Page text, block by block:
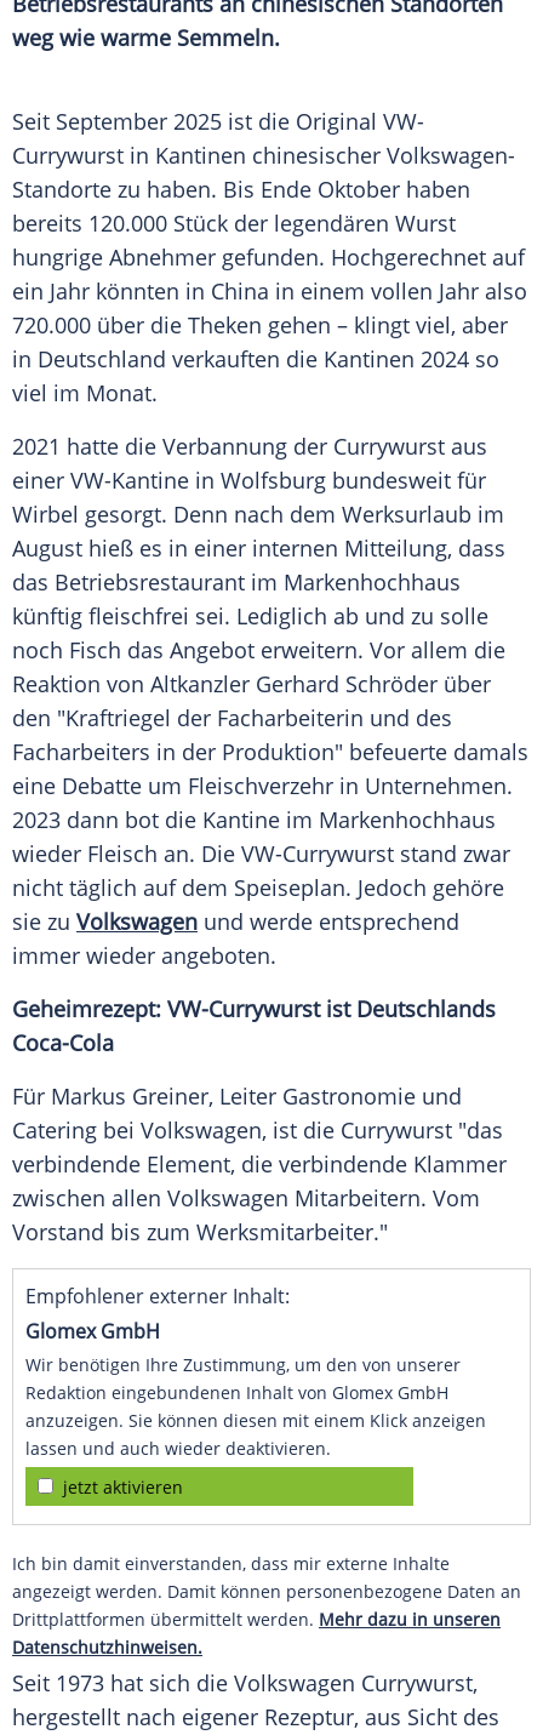
weg wie warme Semmeln.
Seit September 2025 ist die Original VW-
Currywurst in Kantinen chinesischer Volkswagen-
Standorte zu haben. Bis Ende Oktober haben
bereits 120.000 Stück der legendären Wurst
hungrige Abnehmer gefunden. Hochgerechnet auf
ein Jahr könnten in China in einem vollen Jahr also
720.000 über die Theken gehen – klingt viel, aber
in Deutschland verkauften die Kantinen 2024 so
viel im Monat.
2021 hatte die Verbannung der Currywurst aus
einer VW-Kantine in Wolfsburg bundesweit für
Wirbel gesorgt. Denn nach dem Werksurlaub im
August hieß es in einer internen Mitteilung, dass
das Betriebsrestaurant im Markenhochhaus
künftig fleischfrei sei. Lediglich ab und zu solle
noch Fisch das Angebot erweitern. Vor allem die
Reaktion von Altkanzler Gerhard Schröder über
den "Kraftriegel der Facharbeiterin und des
Facharbeiters in der Produktion" befeuerte damals
eine Debatte um Fleischverzehr in Unternehmen.
2023 dann bot die Kantine im Markenhochhaus
wieder Fleisch an. Die VW-Currywurst stand zwar
nicht täglich auf dem Speiseplan. Jedoch gehöre
sie zu Volkswagen und werde entsprechend
immer wieder angeboten.
Geheimrezept: VW-Currywurst ist Deutschlands
Coca-Cola
Für Markus Greiner, Leiter Gastronomie und
Catering bei Volkswagen, ist die Currywurst "das
verbindende Element, die verbindende Klammer
zwischen allen Volkswagen Mitarbeitern. Vom
Vorstand bis zum Werksmitarbeiter."
Empfohlener externer Inhalt:
Glomex GmbH
Wir benötigen Ihre Zustimmung, um den von unserer
Redaktion eingebundenen Inhalt von Glomex GmbH
anzuzeigen. Sie können diesen mit einem Klick anzeigen
lassen und auch wieder deaktivieren.
jetzt aktivieren
Ich bin damit einverstanden, dass mir externe Inhalte
angezeigt werden. Damit können personenbezogene Daten an
Drittplattformen übermittelt werden. Mehr dazu in unseren
Datenschutzhinweisen.
Seit 1973 hat sich die Volkswagen Currywurst,
hergestellt nach eigener Rezeptur, aus Sicht des